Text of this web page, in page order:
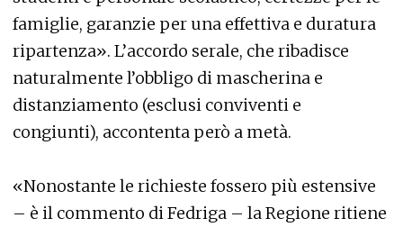
famiglie, garanzie per una effettiva e duratura
ripartenza». L’accordo serale, che ribadisce
naturalmente l’obbligo di mascherina e
distanziamento (esclusi conviventi e
congiunti), accontenta però a metà.
«Nonostante le richieste fossero più estensive
– è il commento di Fedriga – la Regione ritiene